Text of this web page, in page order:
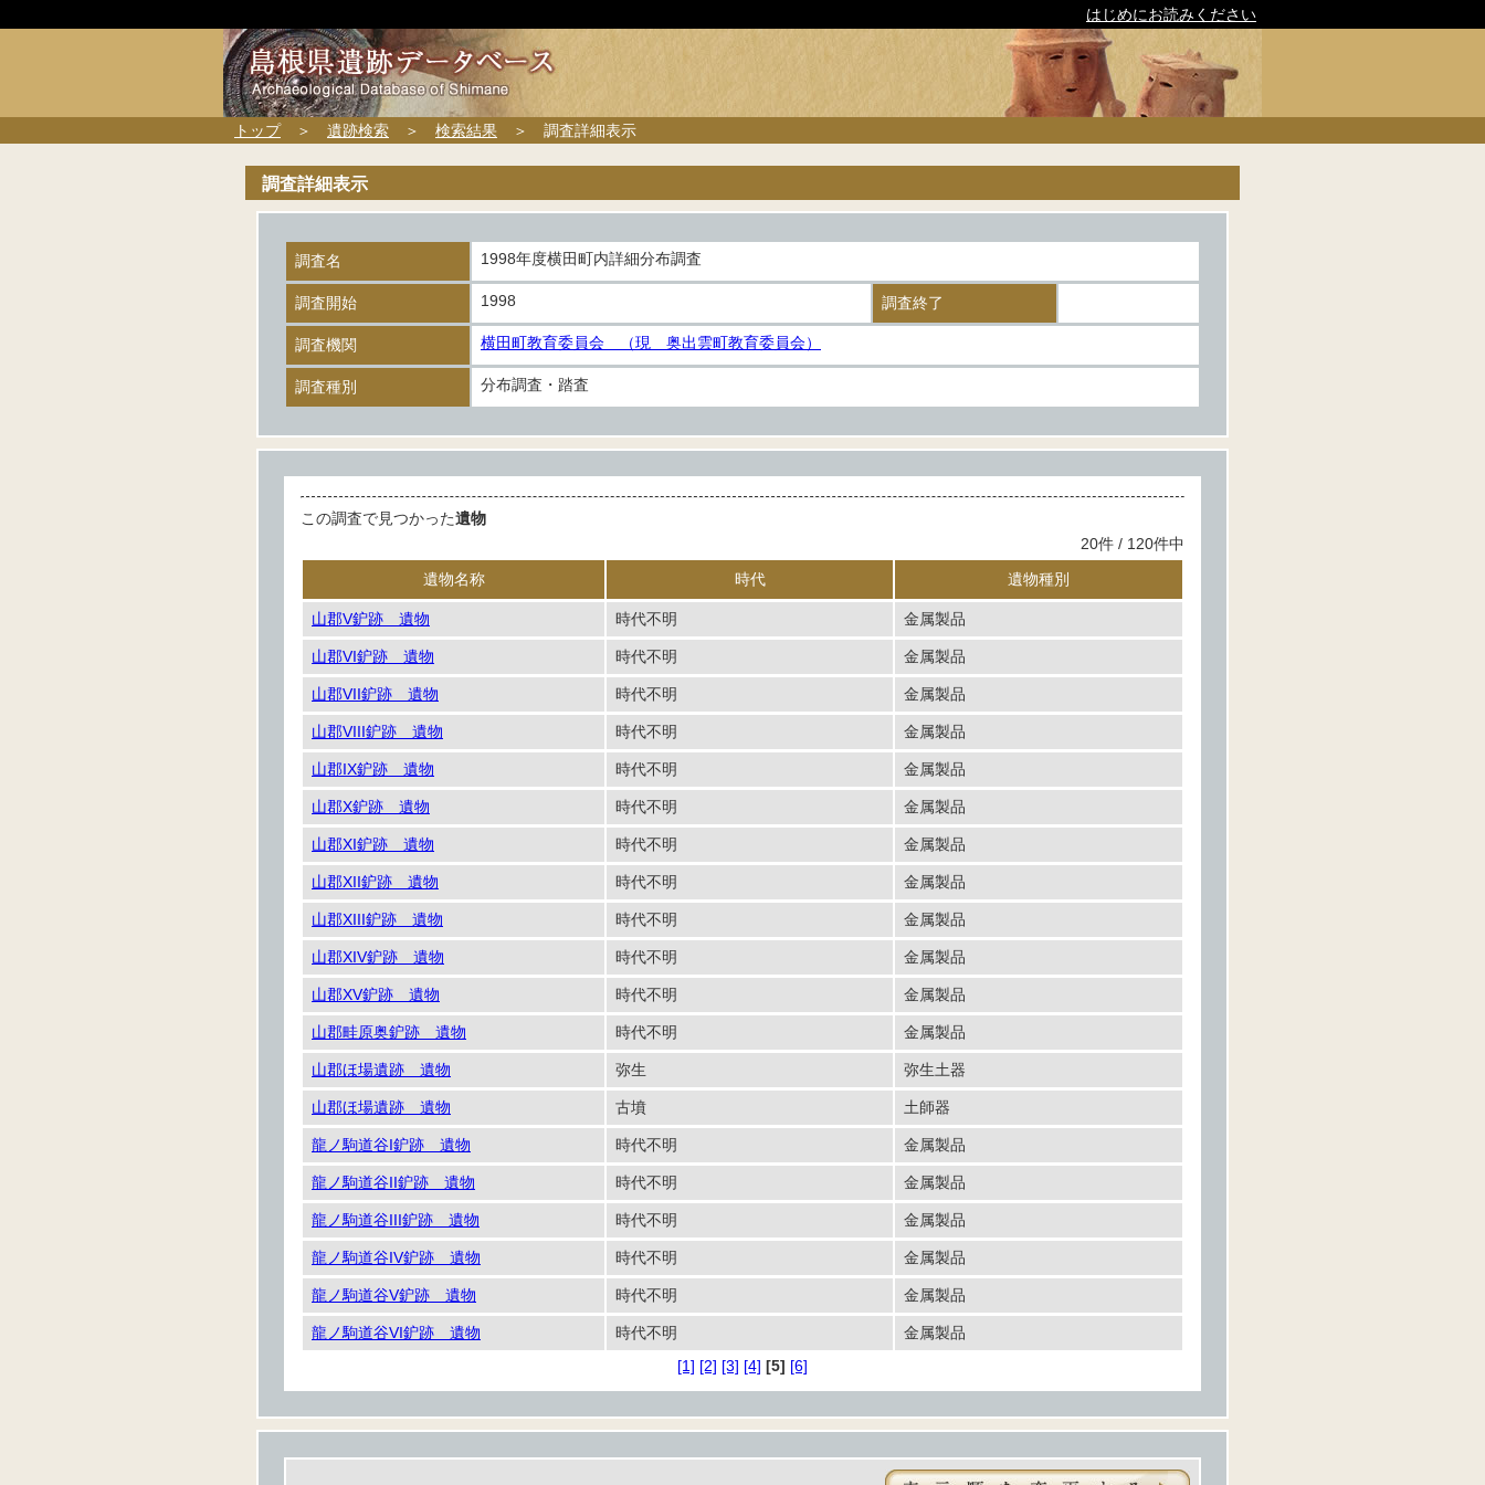
はじめにお読みください
トップ＞ 遺跡検索 ＞ 検索結果 ＞ 調査詳細表示
調査詳細表示
調査名 1998年度横田町内詳細分布調査
調査開始 1998 調査終了
調査機関 横田町教育委員会 （現 奥出雲町教育委員会）
調査種別 分布調査・踏査
この調査で見つかった遺物
20件 / 120件中
遺物名称
時代 遺物種別
山郡V鈩跡 遺物 時代不明 金属製品
山郡VI鈩跡 遺物 時代不明 金属製品
山郡VII鈩跡 遺物 時代不明 金属製品
山郡VIII鈩跡 遺物 時代不明 金属製品
山郡IX鈩跡 遺物 時代不明 金属製品
山郡X鈩跡 遺物 時代不明 金属製品
山郡XI鈩跡 遺物 時代不明 金属製品
山郡XII鈩跡 遺物 時代不明 金属製品
山郡XIII鈩跡 遺物 時代不明 金属製品
山郡XIV鈩跡 遺物 時代不明 金属製品
山郡XV鈩跡 遺物 時代不明 金属製品
山郡畦原奥鈩跡 遺物 時代不明 金属製品
山郡ほ場遺跡 遺物 弥生 弥生土器
山郡ほ場遺跡 遺物 古墳 土師器
龍ノ駒道谷I鈩跡 遺物 時代不明 金属製品
龍ノ駒道谷II鈩跡 遺物 時代不明 金属製品
龍ノ駒道谷III鈩跡 遺物 時代不明 金属製品
龍ノ駒道谷IV鈩跡 遺物 時代不明 金属製品
龍ノ駒道谷V鈩跡 遺物 時代不明 金属製品
龍ノ駒道谷VI鈩跡 遺物 時代不明
金属製品
[1] [2] [3] [4] [5] [6]